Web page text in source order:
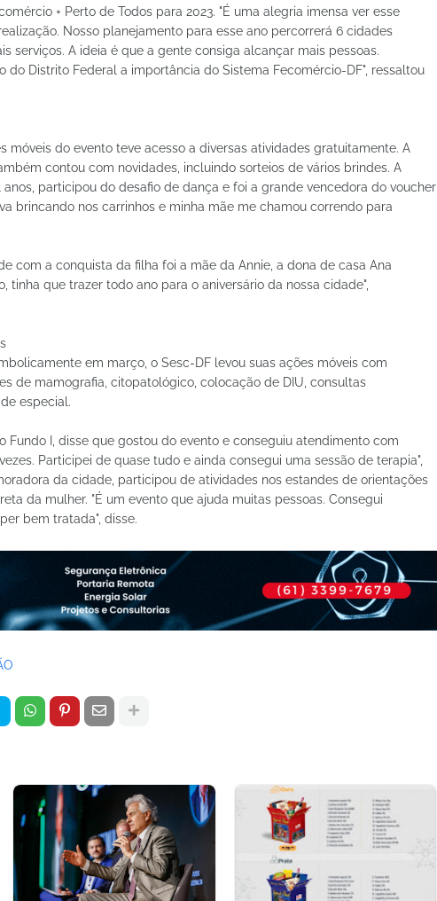
+ Perto de Todos para 2023. "É uma alegria imensa ver esse
Nosso planejamento para esse ano percorrerá 6 cidades
serviços. A ideia é que a gente consiga alcançar mais pessoas.
do Distrito Federal a importância do Sistema Fecomércio-DF", ressaltou
móveis do evento teve acesso a diversas atividades gratuitamente. A
contou com novidades, incluindo sorteios de vários brindes. A
anos, participou do desafio de dança e foi a grande vencedora do voucher
brincando nos carrinhos e minha mãe me chamou correndo para
com a conquista da filha foi a mãe da Annie, a dona de casa Ana
tinha que trazer todo ano para o aniversário da nossa cidade",
em março, o Sesc-DF levou suas ações móveis com
de mamografia, citopatológico, colocação de DIU, consultas
especial.
Fundo I, disse que gostou do evento e conseguiu atendimento com
Participei de quase tudo e ainda consegui uma sessão de terapia",
da cidade, participou de atividades nos estandes de orientações
da mulher. "É um evento que ajuda muitas pessoas. Consegui
bem tratada", disse.